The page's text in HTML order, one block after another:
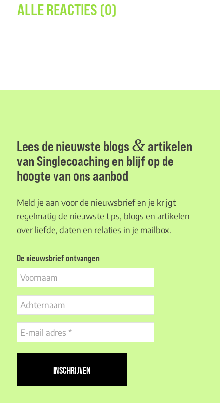
ALLE REACTIES (0)
Lees de nieuwste blogs &artikelen
van Singlecoaching en blijf op de
hoogte van ons aanbod
Meld je aan voor de nieuwsbrief en je krijgt
regelmatig de nieuwste tips, blogs en artikelen
over liefde, daten en relaties in je mailbox.
De nieuwsbrief ontvangen
Voornaam
Achternaam
E-
mail